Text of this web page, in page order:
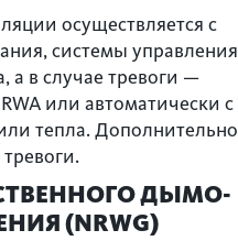
осуществляется с
системы управления
в случае тревоги —
или автоматически с
тепла. Дополнительно
ДЫМО-
(NRWG)